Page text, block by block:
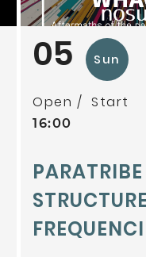
05 Sun
Open Start
16:00